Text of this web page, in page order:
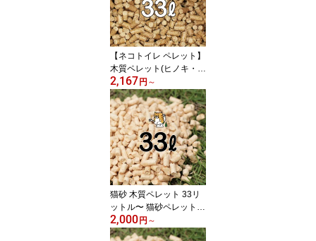
【ネコトイレ ペレット】
木質ペレット(ヒノキ・ス
ギ) ブレンド33リットル
20kg〜 猫トイレ 檜・杉
ペレット ストーブ 燃
料・猫砂用 (ネコ砂・ね
こ砂)用として使用可能
2,167円 ～
猫砂 木質ペレット 33リ
ットル〜 猫砂ペレット
送料無料
2,000円 ～